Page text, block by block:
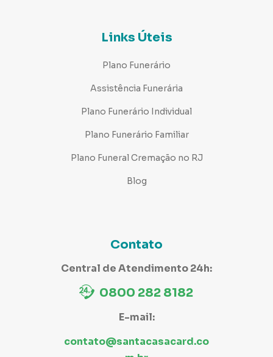
Links Úteis
Plano Funerário
Assistência Funerária
Plano Funerário Individual
Plano Funerário Familiar
Plano Funeral Cremação no RJ
Blog
Contato
Central de Atendimento 24h:
0800 282 8182
E-mail:
contato@santacasacard.co